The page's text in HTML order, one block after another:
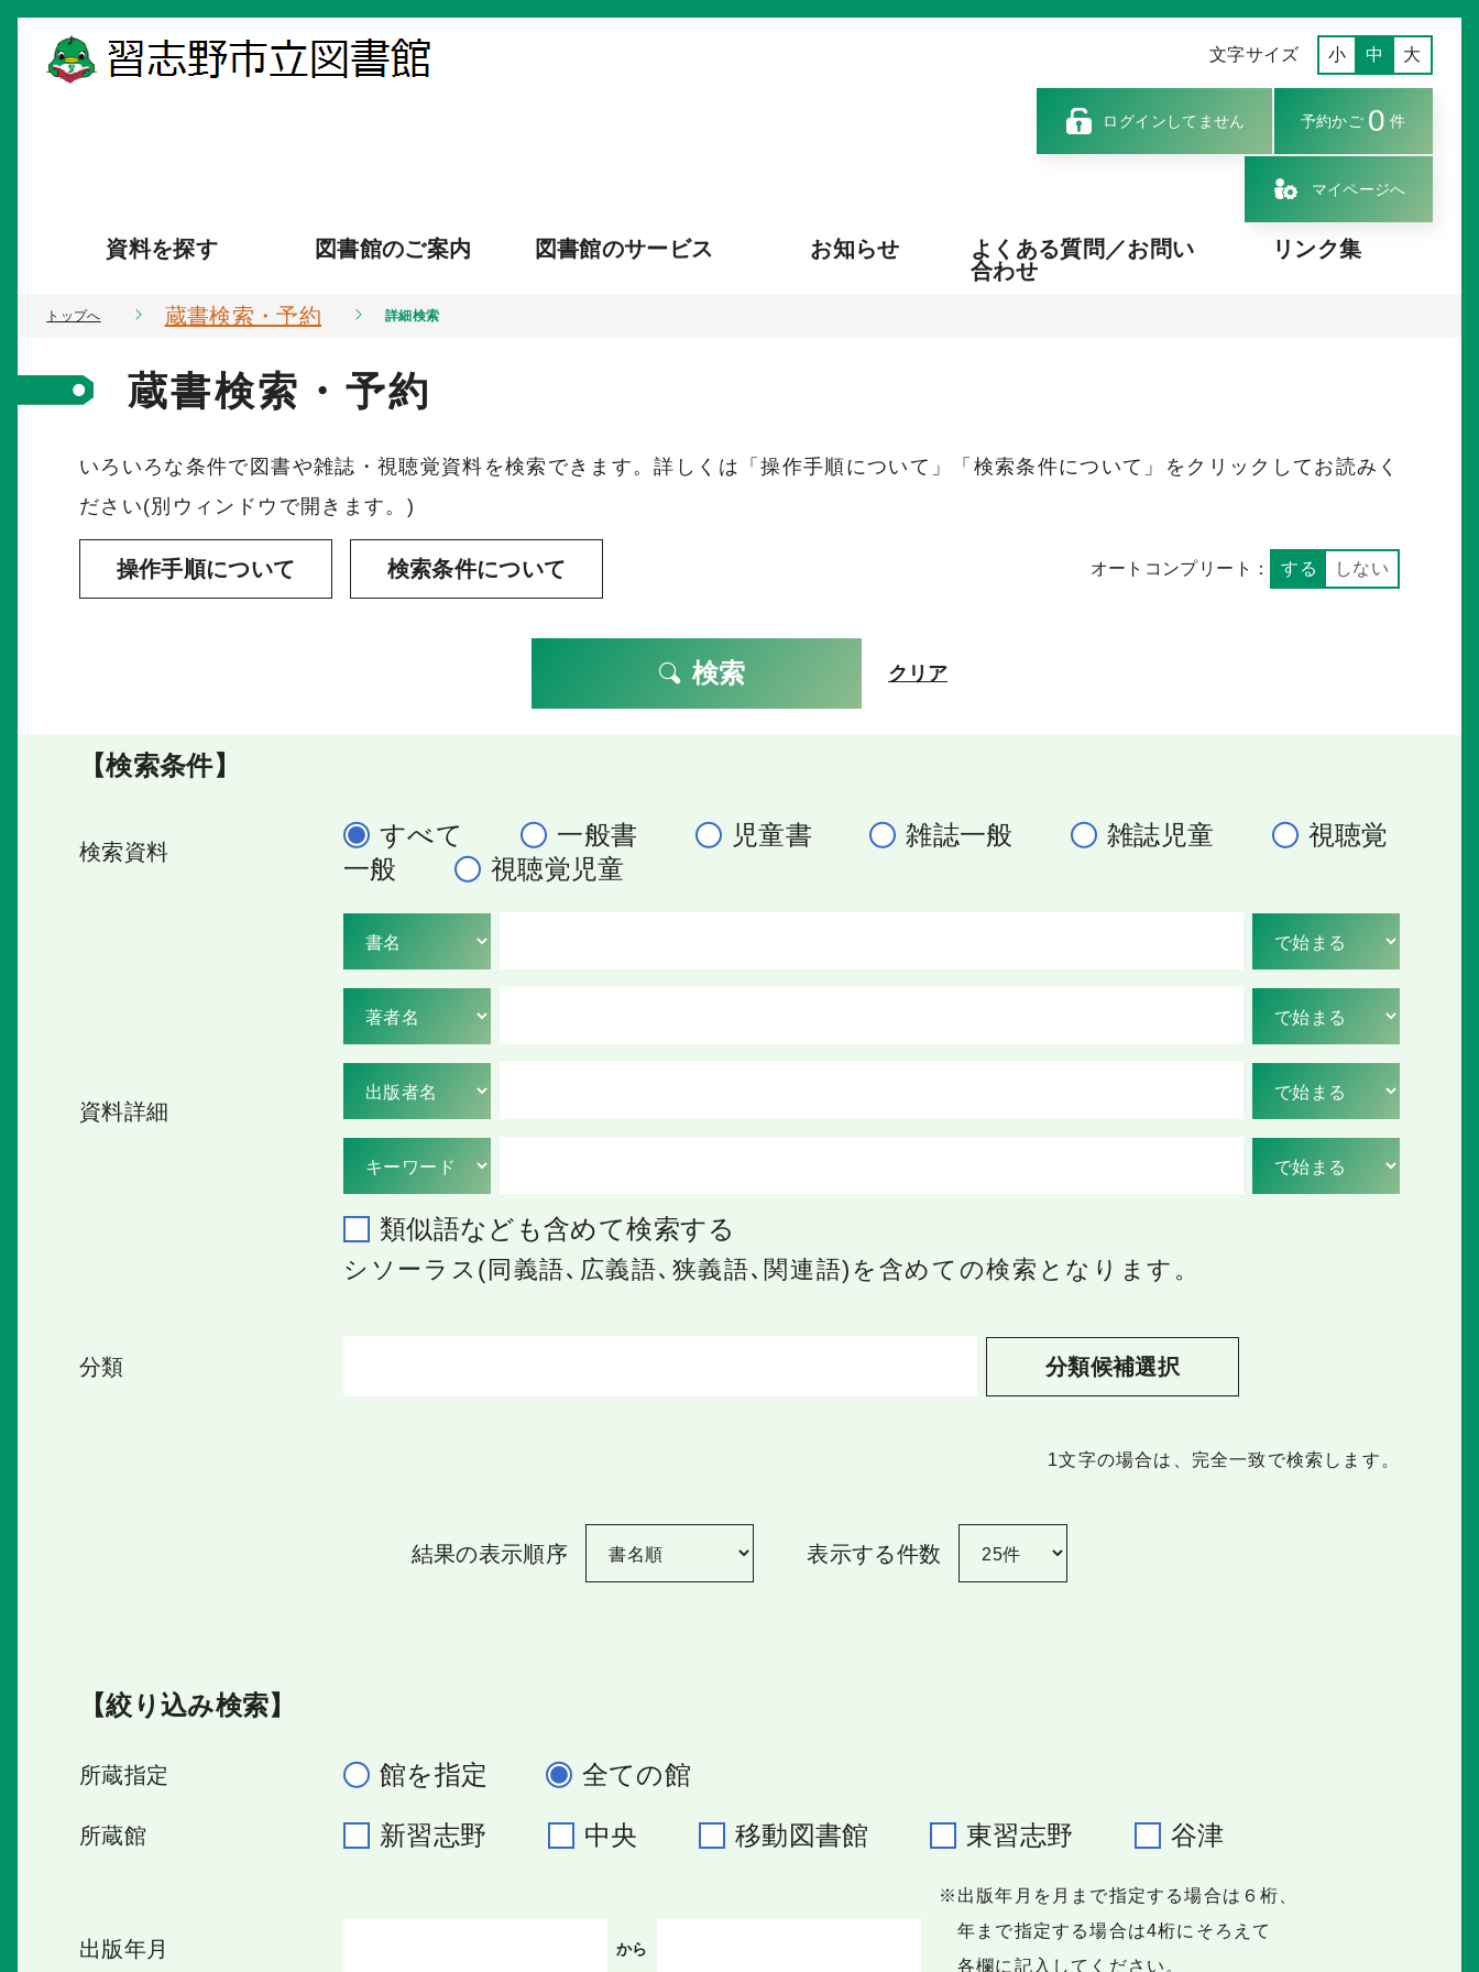
文字サイズ 小 中 大
ログインしてません 予約かご 0 件
マイページへ
資料を探す 図書館のご案内 図書館のサービス お知らせ
よくある質問／お問い
合わせ
リンク集
トップへ 蔵書検索・予約 詳細検索
蔵書検索・予約
いろいろな条件で図書や雑誌・視聴覚資料を検索できます。詳しくは「操作手順について」「検索条件について」をクリックしてお読みく
ださい(別ウィンドウで開きます。)
操作手順について 検索条件について オートコンプリート： する しない
検索 クリア
【検索条件】
検索資料
すべて 一般書 児童書 雑誌一般 雑誌児童
視聴覚
一般
視聴覚児童
資料詳細
類似語なども含めて検索する
シソーラス(同義語､広義語､狭義語､関連語)を含めての検索となります。
分類 分類候補選択
1文字の場合は、完全一致で検索します。
結果の表示順序 表示する件数
【絞り込み検索】
所蔵指定 館を指定 全ての館
所蔵館 新習志野 中央 移動図書館 東習志野 谷津
出版年月 から
※出版年月を月まで指定する場合は６桁、
年まで指定する場合は4桁にそろえて
各欄に記入してください。